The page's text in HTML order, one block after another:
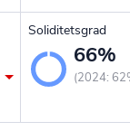
Soliditetsgrad
66%
(2024: